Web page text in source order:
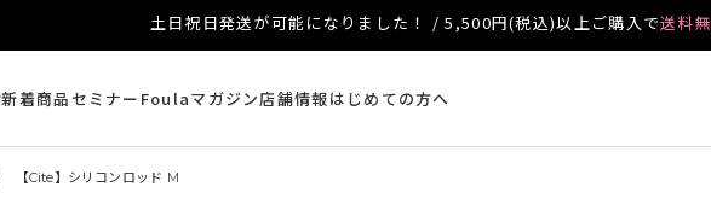
土日祝日発送が可能になりました！ / 5,500円(税込)以上ご購入で送料
新着商品セミナー Foulaマガジン店舗情報はじめての方へ
【Cite】シリコンロッド M